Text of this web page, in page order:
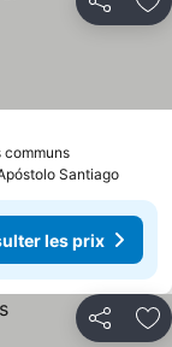
Partager
communsConsulter
prix
Santiago
les prix
Partager